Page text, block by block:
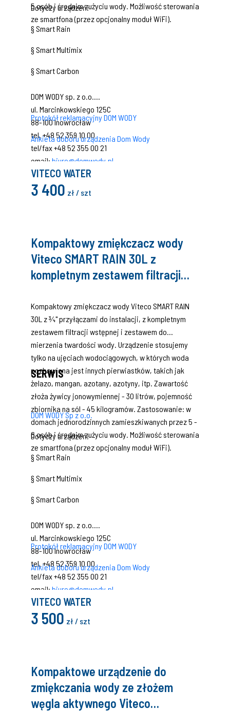
5 osób i średnim zużyciu wody. Możliwość sterowania
ze smartfona (przez opcjonalny moduł WiFi).
Dotyczy urządzeń:
§ Smart Rain
§ Smart Multimix
§ Smart Carbon
DOM WODY sp. z o.o.
ul. Marcinkowskiego 125C
88-100 Inowrocław
tel. +48 52 359 10 00
tel/fax +48 52 355 00 21
email: biuro@domwody.pl
Protokół reklamacyjny DOM WODY
Ankieta doboru urządzenia Dom Wody
VITECO WATER
3 400 zł / szt
Kompaktowy zmiękczacz wody
Viteco SMART RAIN 30L z
kompletnym zestawem filtracji
twardości wody
Kompaktowy zmiękczacz wody Viteco SMART RAIN
30L z ¾" przyłączami do instalacji, z kompletnym
zestawem filtracji wstępnej i zestawem do
mierzenia twardości wody. Urządzenie stosujemy
tylko na ujęciach wodociągowych, w których woda
pozbawiona jest innych pierwiastków, takich jak
żelazo, mangan, azotany, azotyny, itp. Zawartość
złoża żywicy jonowymiennej - 30 litrów, pojemność
zbiornika na sól - 45 kilogramów. Zastosowanie: w
domach jednorodzinnych zamieszkiwanych przez 5 -
6 osób i średnim zużyciu wody. Możliwość sterowania
ze smartfona (przez opcjonalny moduł WiFi).
SERWIS
DOM WODY Sp z o.o.
Dotyczy urządzeń:
§ Smart Rain
§ Smart Multimix
§ Smart Carbon
DOM WODY sp. z o.o.
ul. Marcinkowskiego 125C
88-100 Inowrocław
tel. +48 52 359 10 00
tel/fax +48 52 355 00 21
email: biuro@domwody.pl
Protokół reklamacyjny DOM WODY
Ankieta doboru urządzenia Dom Wody
VITECO WATER
3 500 zł / szt
Kompaktowe urządzenie do
zmiękczania wody ze złożem
węgla aktywnego Viteco